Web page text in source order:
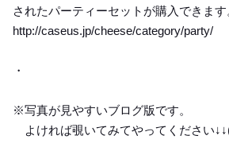
されたパーティーセットが購入できます
http://caseus.jp/cheese/category/party/
・
※写真が見やすいブログ版です。
よければ覗いてみてやってください